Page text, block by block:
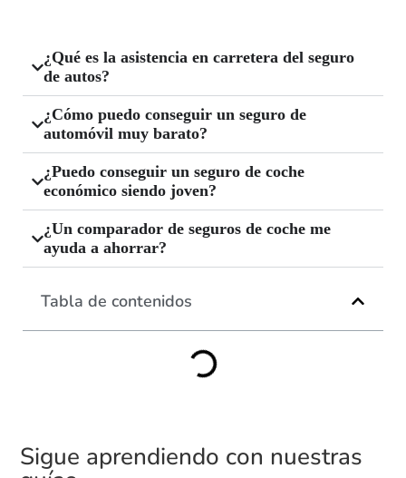
¿Qué es la asistencia en carretera del seguro
de autos?
¿Cómo puedo conseguir un seguro de
automóvil muy barato?
¿Puedo conseguir un seguro de coche
económico siendo joven?
¿Un comparador de seguros de coche me
ayuda a ahorrar?
Tabla de contenidos
Sigue aprendiendo con nuestras